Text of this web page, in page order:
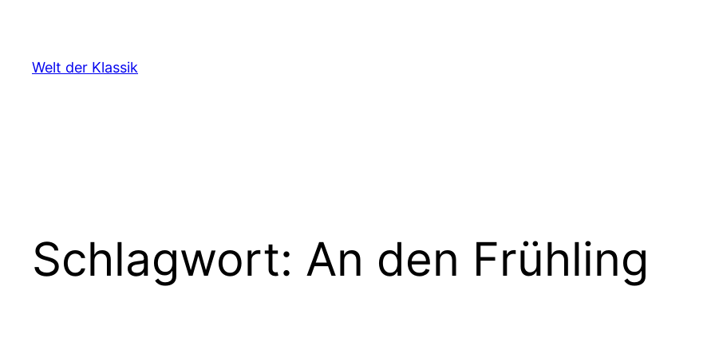
springen
Welt der Klassik
Schlagwort: An den Frühling